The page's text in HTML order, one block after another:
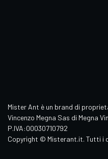
Mister Ant è un brand di
Vincenzo Megna Sas di Megna
P.IVA:00030710792
Copyright © Misterant.it. Tutti i